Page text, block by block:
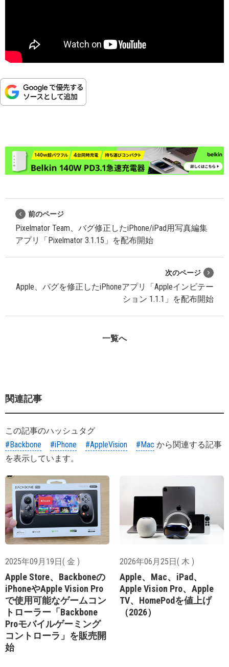
前のページ
Pixelmator Team、バグ修正したiPhone/iPad用写真編集
アプリ「Pixelmator 3.1.15」を配布開始
次のページ
Apple、バグを修正したiPhoneアプリ「Appleインビテー
ション 1.1.1」を配布開始
一覧へ
関連記事
この記事のハッシュタグ
#Backbone
#iPhone #AppleVision #Mac から関連する記事
を表示しています。
2025年09月19日( 金 )
Apple Store、Backboneの
iPhoneやApple Vision Pro
で使用可能なゲームコン
トローラー「Backbone
Proモバイルゲーミング
コントローラ」を販売開
始
2026年06月25日( 木 )
Apple、Mac、iPad、
Apple Vision Pro、Apple
TV、HomePodを値上げ
（2026）